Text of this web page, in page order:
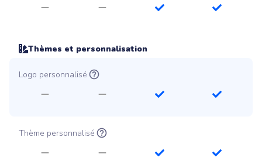
Thèmes et personnalisation
Logo personnalisé
Thème personnalisé